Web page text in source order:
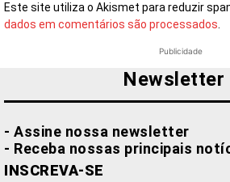
Este site utiliza o Akismet para reduzir
dados em comentários são processados.
Publicidade
Newsletter
- Assine nossa newsletter
- Receba nossas principais
INSCREVA-SE